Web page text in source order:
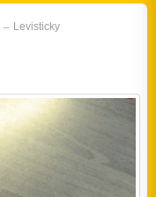
Levisticky